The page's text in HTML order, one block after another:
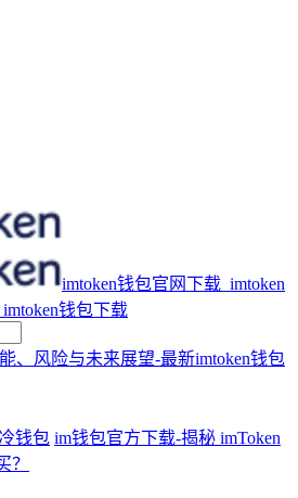
imtoken钱包官网下载_imtoken
钱包下载
、风险与未来展望-最新imtoken钱包
钱包 im钱包官方下载-揭秘 imToken
？